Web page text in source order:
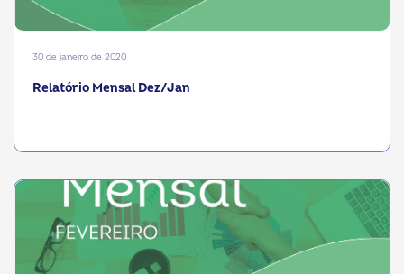
30 de janeiro de 2020
Relatório Mensal Dez/Jan